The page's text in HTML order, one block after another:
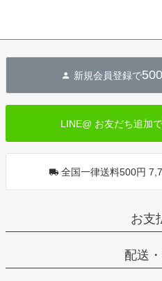
新規会員登録で500
LINE@ お友だち追加で
全国一律送料500円
お支
配送